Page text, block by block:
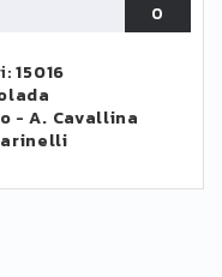
0
15016
-A. Cavallina